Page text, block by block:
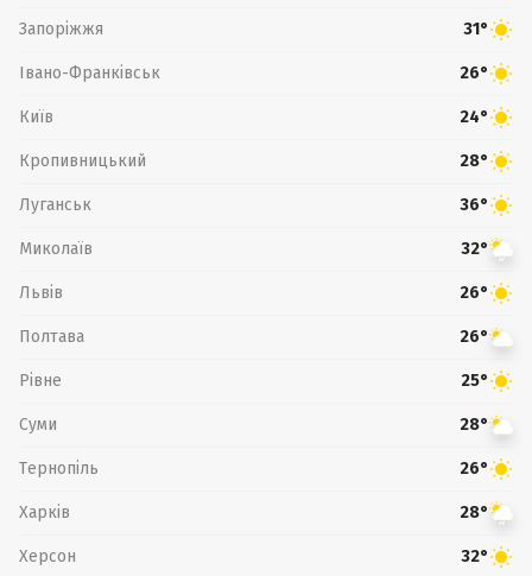
Запоріжжя 31°
Івано-Франківськ 26°
Київ 24°
Кропивницький 28°
Луганськ 36°
Миколаїв 32°
Львів 26°
Полтава 26°
Рівне 25°
Суми 28°
Тернопіль 26°
Харків 28°
Херсон 32°